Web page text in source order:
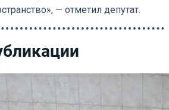
— отметил депутат.